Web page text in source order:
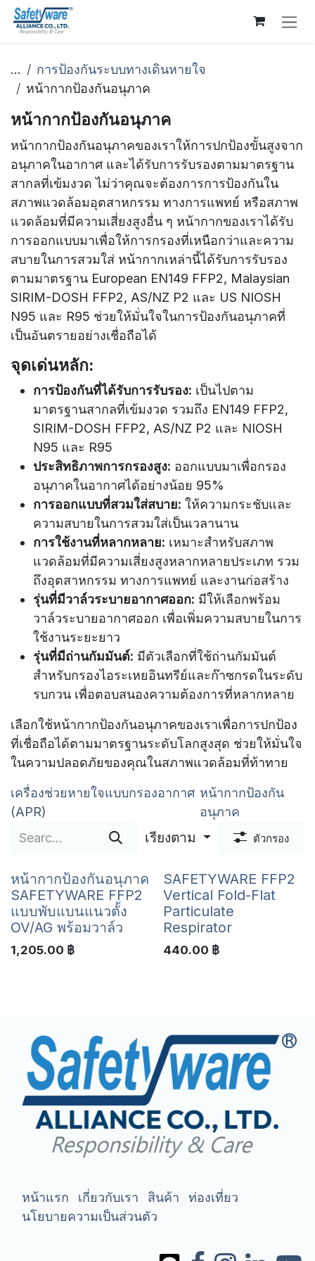
Skip to Content
...
การป้องกันระบบทางเดินหายใจ
หน้ากากป้องกันอนุภาค
หน้ากากป้องกันอนุภาค
หน้ากากป้องกันอนุภาคของเราให้การปกป้องขั้นสูงจาก
อนุภาคในอากาศ และได้รับการรับรองตามมาตรฐาน
สากลที่เข้มงวด ไม่ว่าคุณจะต้องการการป้องกันใน
สภาพแวดล้อมอุตสาหกรรม ทางการแพทย์ หรือสภาพ
แวดล้อมที่มีความเสี่ยงสูงอื่น ๆ หน้ากากของเราได้รับ
การออกแบบมาเพื่อให้การกรองที่เหนือกว่าและความ
สบายในการสวมใส่ หน้ากากเหล่านี้ได้รับการรับรอง
ตามมาตรฐาน European EN149 FFP2, Malaysian
SIRIM-DOSH FFP2, AS/NZ P2 และ US NIOSH
N95 และ R95 ช่วยให้มั่นใจในการป้องกันอนุภาคที่
เป็นอันตรายอย่างเชื่อถือได้
จุดเด่นหลัก:
การป้องกันที่ได้รับการรับรอง: เป็นไปตาม
มาตรฐานสากลที่เข้มงวด รวมถึง EN149 FFP2,
SIRIM-DOSH FFP2, AS/NZ P2 และ NIOSH
N95 และ R95
ประสิทธิภาพการกรองสูง: ออกแบบมาเพื่อกรอง
อนุภาคในอากาศได้อย่างน้อย 95%
การออกแบบที่สวมใส่สบาย: ให้ความกระชับและ
ความสบายในการสวมใส่เป็นเวลานาน
การใช้งานที่หลากหลาย: เหมาะสำหรับสภาพ
แวดล้อมที่มีความเสี่ยงสูงหลากหลายประเภท รวม
ถึงอุตสาหกรรม ทางการแพทย์ และงานก่อสร้าง
รุ่นที่มีวาล์วระบายอากาศออก: มีให้เลือกพร้อม
วาล์วระบายอากาศออก เพื่อเพิ่มความสบายในการ
ใช้งานระยะยาว
รุ่นที่มีถ่านกัมมันต์: มีตัวเลือกที่ใช้ถ่านกัมมันต์
สำหรับกรองไอระเหยอินทรีย์และก๊าซกรดในระดับ
รบกวน เพื่อตอบสนองความต้องการที่หลากหลาย
เลือกใช้หน้ากากป้องกันอนุภาคของเราเพื่อการปกป้อง
ที่เชื่อถือได้ตามมาตรฐานระดับโลกสูงสุด ช่วยให้มั่นใจ
ในความปลอดภัยของคุณในสภาพแวดล้อมที่ท้าทาย
เครื่องช่วยหายใจแบบกรองอากาศ
(APR)
หน้ากากป้องกัน
อนุภาค
เรียงตาม ตัวกรอง
หน้ากากป้องกันอนุภาค
SAFETYWARE FFP2
แบบพับแบนแนวตั้ง
OV/AG พร้อมวาล์ว
1,205.00 ฿
SAFETYWARE FFP2
Vertical Fold-Flat
Particulate
Respirator
440.00 ฿
หน้าแรก เกี่ยวกับเรา สินค้า
ท่องเที่ยว
นโยบายความเป็นส่วนตัว